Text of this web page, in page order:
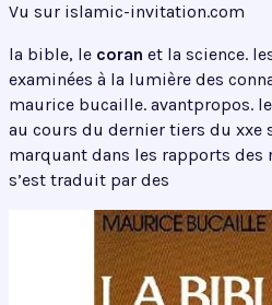
Vu sur islamic-invitation.com
la bible, le coran et la science.
examinées à la lumière des
maurice bucaille. avantpropos.
au cours du dernier tiers du xxe
marquant dans les rapports
s’est traduit par des